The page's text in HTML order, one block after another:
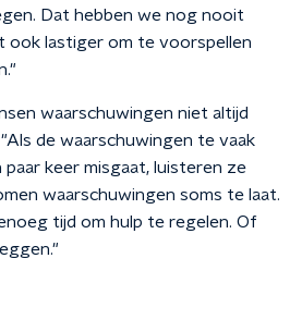
Dat hebben we nog nooit
ook lastiger om te voorspellen
waarschuwingen niet altijd
de waarschuwingen te vaak
keer misgaat, luisteren ze
waarschuwingen soms te laat.
tijd om hulp te regelen. Of